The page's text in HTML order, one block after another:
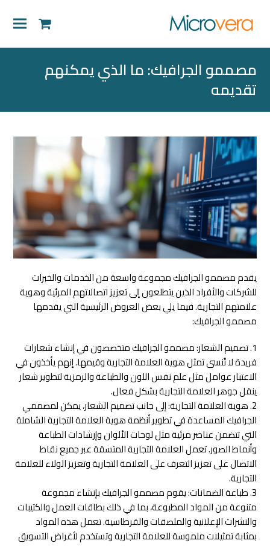
cart
مصممو الجرافيك: ما الذي يمكنهم
تقديمه
يقدم مصممو الجرافيك مجموعة واسعة من الخدمات والخبرات
للشركات والأفراد الذين يتطلعون إلى تعزيز اتصالاتهم المرئية وهوية
علامتهم التجارية. فيما يلي بعض العروض الرئيسية التي يقدمها
مصممو الجرافيك:
1. تصميم الشعار: مصممو الجرافيك متخصصون في إنشاء شعارات
فريدة لا تُنسى تمثل هوية العلامة التجارية وقيمها. إنهم يأخذون في
الاعتبار عوامل مثل علم نفس اللون والطباعة والرمزية لتطوير شعار
ينقل جوهر العلامة التجارية بشكل فعال.
2. هوية العلامة التجارية: إلى جانب تصميم الشعار، يمكن لمصممي
الجرافيك المساعدة في تطوير أنظمة هوية العلامة التجارية الشاملة
التي تتضمن عناصر مرئية مثل لوحات الألوان وإرشادات الطباعة
وأنماط الصور. تعمل العلامة التجارية المتسقة عبر جميع نقاط
الاتصال على تعزيز التعرف على العلامة التجارية وتعزيز الولاء للعلامة
التجارية.
3. طباعة الضمانات: يقوم مصممو الجرافيك بإنشاء مجموعة
متنوعة من المواد المطبوعة، بما في ذلك بطاقات العمل والكتيبات
والنشرات الإعلانية والملصقات والقرطاسية. تعمل هذه المواد
بمثابة تمثيلات ملموسة للعلامة التجارية وتستخدم لأغراض التسويق